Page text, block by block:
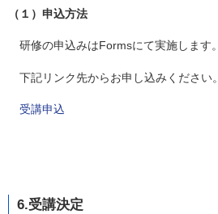
（１）申込方法
研修の申込みはFormsにて実施します。
下記リンク先からお申し込みください。
受講申込
6.受講決定